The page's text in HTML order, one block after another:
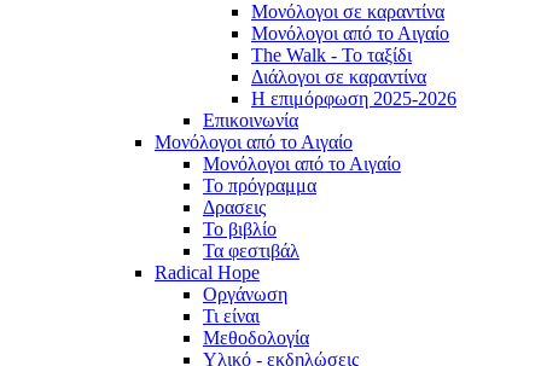
Μονόλογοι σε καραντίνα
Μονόλογοι από το Αιγαίο
The Walk - Το ταξίδι
Διάλογοι σε καραντίνα
Η επιμόρφωση 2025-2026
Επικοινωνία
Μονόλογοι από το Αιγαίο
Μονόλογοι από το Αιγαίο
Το πρόγραμμα
Δρασεις
Το βιβλίο
Τα φεστιβάλ
Radical Hope
Οργάνωση
Τι είναι
Μεθοδολογία
Υλικό - εκδηλώσεις